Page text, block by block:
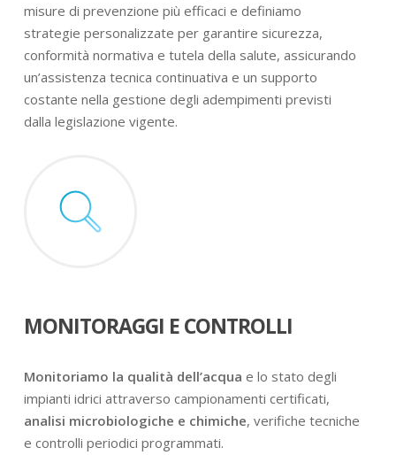
misure di prevenzione più efficaci e definiamo
strategie personalizzate per garantire sicurezza,
conformità normativa e tutela della salute, assicurando
un’assistenza tecnica continuativa e un supporto
costante nella gestione degli adempimenti previsti
dalla legislazione vigente.
MONITORAGGI E CONTROLLI
Monitoriamo la qualità dell’acqua e lo stato degli
impianti idrici attraverso campionamenti certificati,
analisi microbiologiche e chimiche, verifiche tecniche
e controlli periodici programmati.